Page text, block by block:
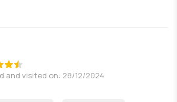
and visited on: 28/12/2024